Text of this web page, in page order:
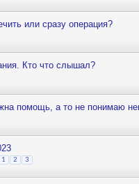
или сразу операция?
Кто что слышал?
помощь, а то не понимаю
1 2 3